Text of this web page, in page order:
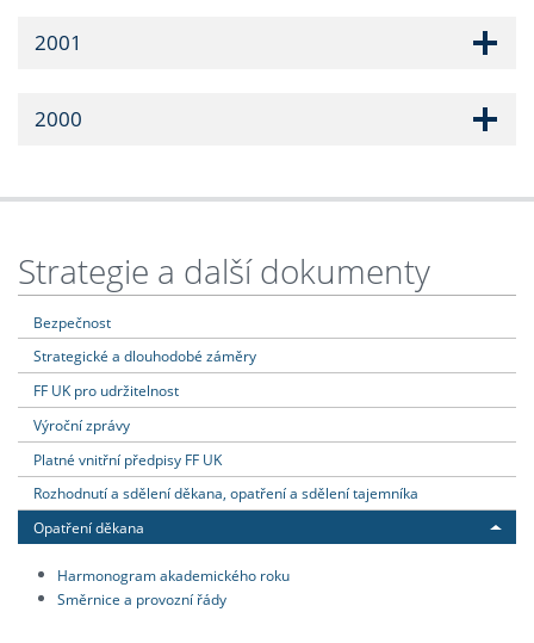
2001
2000
Strategie a další dokumenty
Bezpečnost
Strategické a dlouhodobé záměry
FF UK pro udržitelnost
Výroční zprávy
Platné vnitřní předpisy FF UK
Rozhodnutí a sdělení děkana, opatření a sdělení tajemníka
Opatření děkana
Harmonogram akademického roku
Směrnice a provozní řády